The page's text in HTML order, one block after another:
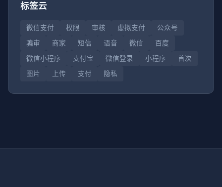
标签云
微信支付 权限 审核 虚拟支付
公众号
骗审
商家 短信 语音 微信
百度
微信小程序
支付宝 微信登录 小程序
首次
图片
上传 支付 隐私